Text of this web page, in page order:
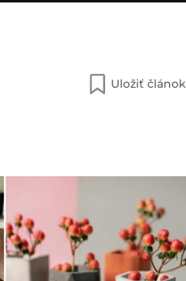
Uložiť článok